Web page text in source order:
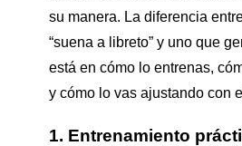
su manera. La diferencia
“suena a libreto” y uno que
está en cómo lo entrenas,
y cómo lo vas ajustando con
1. Entrenamiento